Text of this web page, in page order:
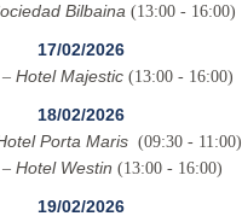
Bilbaina (13:00 - 16:00)
17/02/2026
Hotel Majestic(13:00 - 16:00)
18/02/2026
Porta Maris (09:30 - 11:00)
Hotel Westin (13:00 - 16:00)
19/02/2026